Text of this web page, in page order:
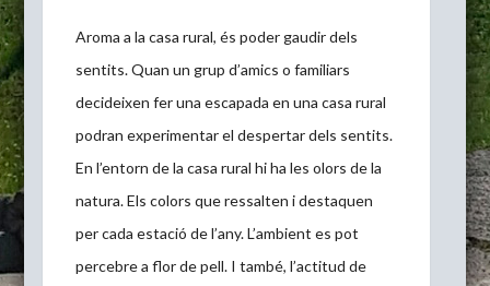
Aroma a la casa rural, és poder gaudir dels
sentits. Quan un grup d’amics o familiars
decideixen fer una escapada en una casa rural
podran experimentar el despertar dels sentits.
En l’entorn de la casa rural hi ha les olors de la
natura. Els colors que ressalten i destaquen
per cada estació de l’any. L’ambient es pot
percebre a flor de pell. I també, l’actitud de